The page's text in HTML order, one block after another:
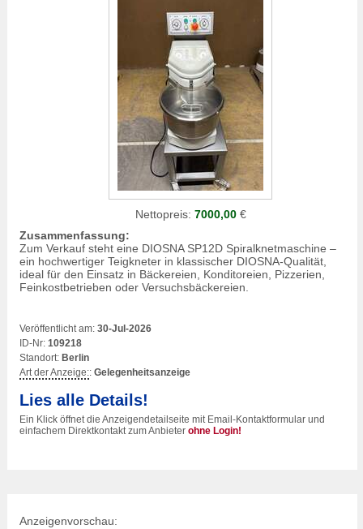
Nettopreis: 7000,00€
Zusammenfassung:
Zum Verkauf steht eine DIOSNA SP12D Spiralknetmaschine –
ein hochwertiger Teigkneter in klassischer DIOSNA-Qualität,
ideal für den Einsatz in Bäckereien, Konditoreien, Pizzerien,
Feinkostbetrieben oder Versuchsbäckereien.
Veröffentlicht am: 30-Jul-2026
ID-Nr: 109218
Standort: Berlin
Art der Anzeige:: Gelegenheitsanzeige
Lies alle Details!
Ein Klick öffnet die Anzeigendetailseite mit Email-Kontaktformular und
einfachem Direktkontakt zum Anbieter ohne Login!
Anzeigenvorschau: